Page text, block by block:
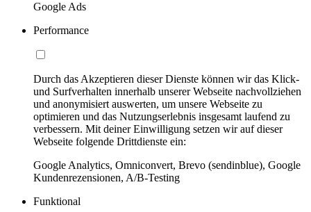
Google Ads
Performance
Durch das Akzeptieren dieser Dienste können wir das Klick-
und Surfverhalten innerhalb unserer Webseite nachvollziehen
und anonymisiert auswerten, um unsere Webseite zu
optimieren und das Nutzungserlebnis insgesamt laufend zu
verbessern. Mit deiner Einwilligung setzen wir auf dieser
Webseite folgende Drittdienste ein:
Google Analytics, Omniconvert, Brevo (sendinblue), Google
Kundenrezensionen, A/B-Testing
Funktional